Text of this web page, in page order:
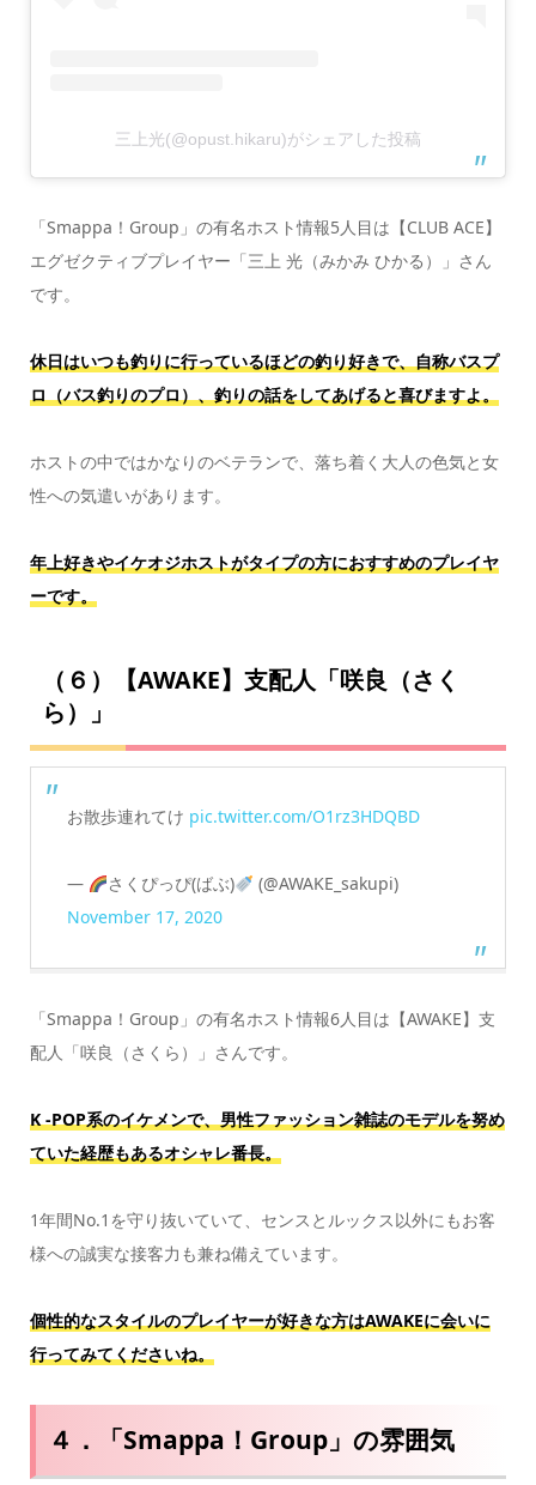
三上光(@opust.hikaru)がシェアした投稿
「Smappa！Group」の有名ホスト情報5人目は【CLUB ACE】
エグゼクティブプレイヤー「三上 光（みかみ ひかる）」さん
です。
休日はいつも釣りに行っているほどの釣り好きで、自称バスプ
ロ（バス釣りのプロ）、釣りの話をしてあげると喜びますよ。
ホストの中ではかなりのベテランで、落ち着く大人の色気と女
性への気遣いがあります。
年上好きやイケオジホストがタイプの方におすすめのプレイヤ
ーです。
（６）【AWAKE】支配人「咲良（さく
ら）」
お散歩連れてけ pic.twitter.com/O1rz3HDQBD
— さくぴっぴ(ばぶ)
(@AWAKE_sakupi)
November 17, 2020
「Smappa！Group」の有名ホスト情報6人目は【AWAKE】支
配人「咲良（さくら）」さんです。
K -POP系のイケメンで、男性ファッション雑誌のモデルを努め
ていた経歴もあるオシャレ番長。
1年間No.1を守り抜いていて、センスとルックス以外にもお客
様への誠実な接客力も兼ね備えています。
個性的なスタイルのプレイヤーが好きな方はAWAKEに会いに
行ってみてくださいね。
４．「Smappa！Group」の雰囲気